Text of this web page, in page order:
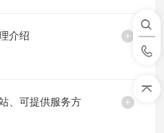
介绍
、可提供服务方